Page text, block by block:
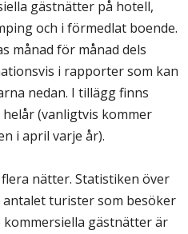
gästnätter på hotell,
och i förmedlat boende.
månad för månad dels
i rapporter som kan
nedan. I tillägg finns
(vanligtvis kommer
i april varje år).
nätter. Statistiken över
turister som besöker
kommersiella gästnätter är